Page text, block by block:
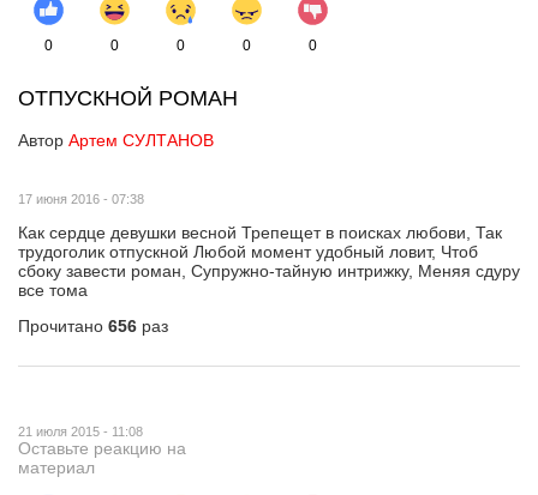
0 0 0 0 0
ОТПУСКНОЙ РОМАН
Автор Артем СУЛТАНОВ
17 июня 2016 - 07:38
Как сердце девушки весной Трепещет в поисках любови, Так
трудоголик отпускной Любой момент удобный ловит, Чтоб
сбоку завести роман, Супружно-тайную интрижку, Меняя сдуру
все тома
Прочитано 656 раз
21 июля 2015 - 11:08
Оставьте реакцию на
материал